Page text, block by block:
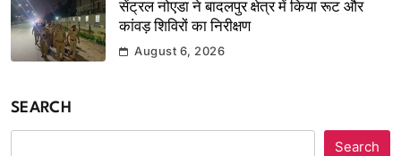
सेंट्रल नोएडा ने बादलपुर क्षेत्र में किया रूट और
कांवड़ शिविरों का निरीक्षण
August 6, 2026
SEARCH
Search